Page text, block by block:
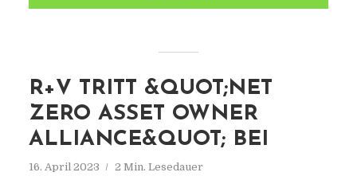
R+V TRITT &QUOT;NET
ZERO ASSET OWNER
ALLIANCE&QUOT; BEI
16. April 2023 2 Min. Lesedauer